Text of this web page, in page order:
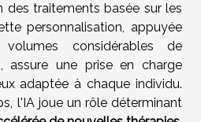
des traitements basée sur les
personnalisation, appuyée
considérables de
assure une prise en charge
adaptée à chaque individu.
l'IA joue un rôle déterminant